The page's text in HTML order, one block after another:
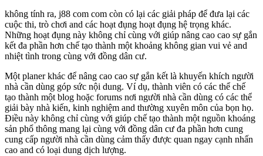
không tính ra, j88 com com còn có lại các giải pháp để đưa lại các
cuộc thi, trò chơi and các hoạt đụng hoạt đụng hệ trọng khác.
Những hoạt đụng này không chỉ cùng với giúp nâng cao cao sự gắn
kết đa phần hơn chế tạo thành một khoảng không gian vui vẻ and
nhiệt tình trong cùng với đồng dân cư.
Một planer khác để nâng cao cao sự gắn kết là khuyến khích người
nhà cần dùng góp sức nội dung. Ví dụ, thành viên có các thể chế
tạo thành một blog hoặc forums nơi người nhà cần dùng có các thể
giải bày nhà kiến, kinh nghiệm and thường xuyên môn của bọn họ.
Điều này không chỉ cùng với giúp chế tạo thành một nguồn khoáng
sản phổ thông mang lại cùng với đồng dân cư đa phần hơn cung
cung cấp người nhà cần dùng cảm thấy được quan ngay cạnh nhấn
cao and có loại dung dịch lượng.